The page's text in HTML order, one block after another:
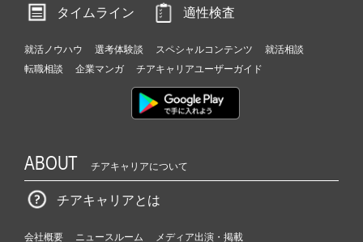
タイムライン
適性検査
就活ノウハウ 選考体験談 スペシャルコンテンツ
就活相談
転職相談
企業マンガ チアキャリアユーザーガイド
ABOUT チアキャリアについて
チアキャリアとは
会社概要 ニュースルーム
メディア出演・掲載